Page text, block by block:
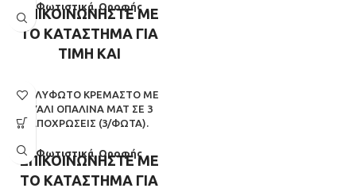
Φωτιστικά,Οροφής
ΕΠΙΚΟΙΝΩΝΗΣΤΕ ΜΕ
ΤΟ ΚΑΤΑΣΤΗΜΑ ΓΙΑ
ΤΙΜΗ ΚΑΙ
ΠΟΛΎΦΩΤΟ ΚΡΕΜΑΣΤΌ ΜΕ
ΓΥΑΛΊ ΟΠΑΛΊΝΑ ΜΑΤ ΣΕ 3
ΑΠΟΧΡΏΣΕΙΣ (3/ΦΏΤΑ).
Φωτιστικά,Οροφής
ΕΠΙΚΟΙΝΩΝΗΣΤΕ ΜΕ
ΤΟ ΚΑΤΑΣΤΗΜΑ ΓΙΑ